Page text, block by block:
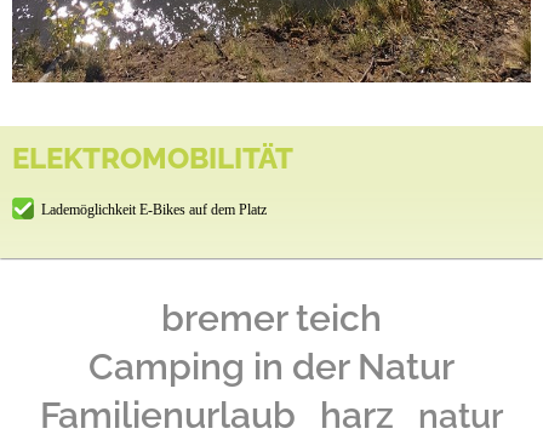
ELEKTROMOBILITÄT
Lademöglichkeit E-Bikes auf dem Platz
bremer teich
Camping in der Natur
Familienurlaub
harz natur